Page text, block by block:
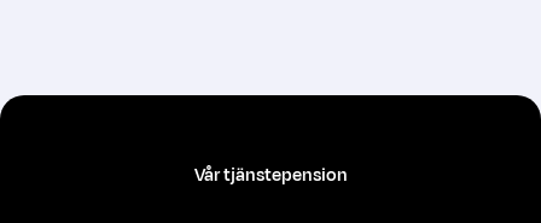
Vår tjänstepension